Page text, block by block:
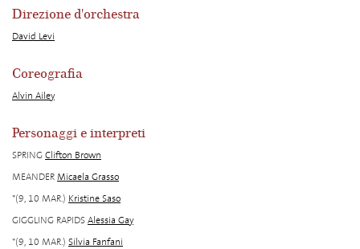
Direzione d'orchestra
David Levi
Coreografia
Alvin Ailey
Personaggi e interpreti
SPRINGClifton Brown
MEANDERMicaela Grasso
*(9, 10 MAR.) Kristine Saso
GIGGLING RAPIDSAlessia Gay
*(9, 10 MAR.) Silvia Fanfani